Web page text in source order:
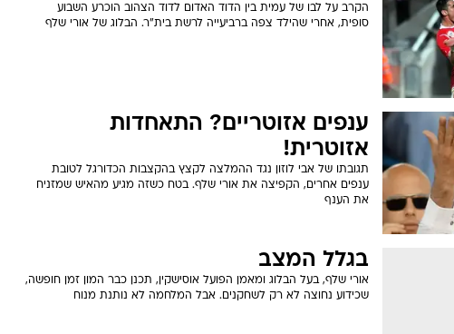
הקרב על לבו של עמית בין הדוד האדום לדוד הצהוב הוכרע השבוע
סופית, אחרי שהילד צפה ברביעייה לרשת בית"ר. הבלוג של אורי שלף
ענפים אזוטריים? התאחדות
אזוטרית!
תגובתו של אבי לוזון נגד ההמלצה לקצץ בהקצבות הכדורגל לטובת
ענפים אחרים, הקפיצה את אורי שלף. בטח כשזה מגיע מהאיש שמזניח
את הענף
בגלל המצב
אורי שלף, בעל הבלוג ומאמן הפועל אוסישקין, תכנן כבר המון זמן חופשה,
שכידוע נחוצה לא רק לשחקנים. אבל המלחמה לא נותנת מנוח